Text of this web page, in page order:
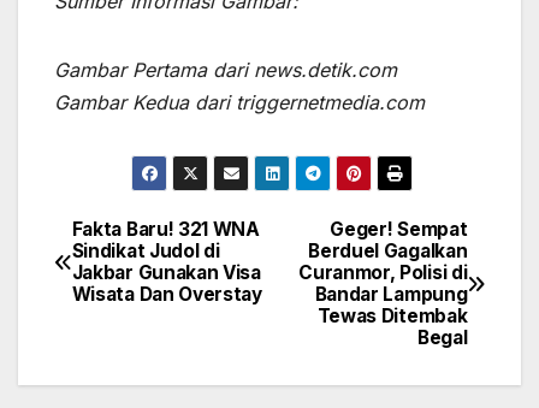
Gambar Pertama dari news.detik.com
Gambar Kedua dari triggernetmedia.com
Post
navigation
Geger! Sempat
Berduel Gagalkan
Curanmor, Polisi di
Bandar Lampung
Tewas Ditembak
Begal
Fakta Baru! 321 WNA
Sindikat Judol di
Jakbar Gunakan Visa
Wisata Dan Overstay